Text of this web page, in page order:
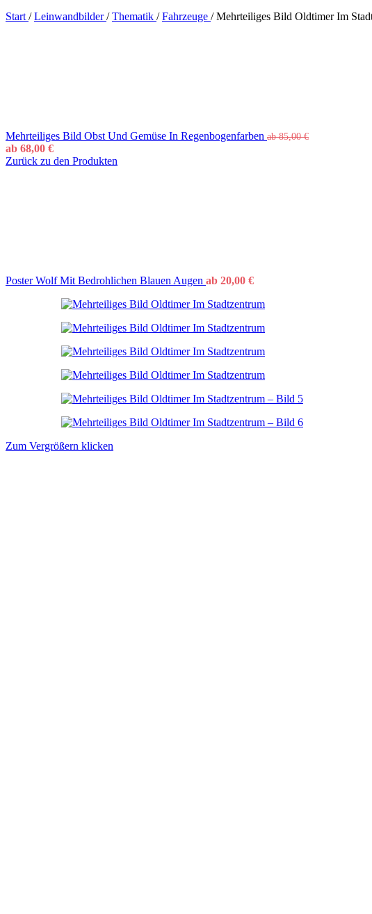
Start / Leinwandbilder/ Thematik / Fahrzeuge / Mehrteiliges Bild Oldtimer Im
Mehrteiliges Bild Obst Und Gemüse In Regenbogenfarben ab85,00€
ab 68,00 €
Zurück zu den Produkten
Poster Wolf Mit Bedrohlichen Blauen Augen ab 20,00 €
Zum Vergrößern klicken